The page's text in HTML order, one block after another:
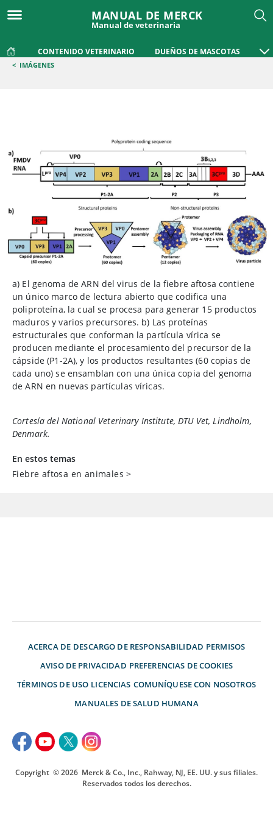
MANUAL DE MERCK
Manual de veterinaria
CONTENIDO VETERINARIO DUEÑOS DE MASCOTAS
< IMÁGENES
a) El genoma de ARN del virus de la fiebre aftosa contiene
un único marco de lectura abierto que codifica una
poliproteína, la cual se procesa para generar 15 productos
maduros y varios precursores. b) Las proteínas
estructurales que conforman la partícula vírica se
producen mediante el procesamiento del precursor de la
cápside (P1-2A), y los productos resultantes (60 copias de
cada uno) se ensamblan con una única copia del genoma
de ARN en nuevas partículas víricas.
Cortesía del National Veterinary Institute, DTU Vet, Lindholm,
Denmark.
En estos temas
Fiebre aftosa en animales >
ACERCA DE DESCARGO DE RESPONSABILIDAD PERMISOS
AVISO DE PRIVACIDAD PREFERENCIAS DE COOKIES
TÉRMINOS DE USO LICENCIAS COMUNÍQUESE CON NOSOTROS
MANUALES DE SALUD HUMANA
Copyright © 2026 Merck & Co., Inc., Rahway, NJ, EE. UU. y sus filiales.
Reservados todos los derechos.